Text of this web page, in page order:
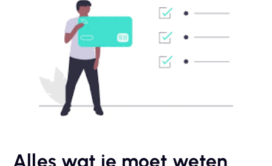
Alles wat je moet weten